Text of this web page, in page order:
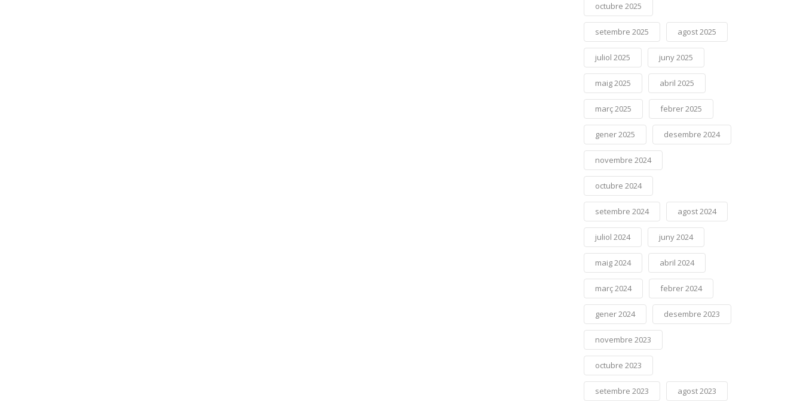
octubre 2025
setembre 2025 agost 2025
juliol 2025 juny 2025
maig 2025 abril 2025
març 2025 febrer 2025
gener 2025 desembre 2024
novembre 2024
octubre 2024
setembre 2024 agost 2024
juliol 2024 juny 2024
maig 2024 abril 2024
març 2024 febrer 2024
gener 2024 desembre 2023
novembre 2023
octubre 2023
setembre 2023 agost 2023